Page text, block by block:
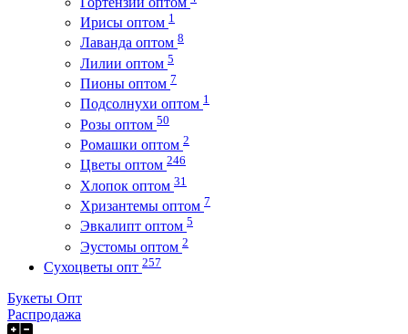
Ирисы оптом 1
Лаванда оптом 8
Лилии оптом 5
Пионы оптом 7
Подсолнухи оптом 1
Розы оптом 50
Ромашки оптом 2
Цветы оптом 246
Хлопок оптом 31
Хризантемы оптом 7
Эвкалипт оптом 5
Эустомы оптом 2
Сухоцветы опт 257
Букеты Опт
Распродажа